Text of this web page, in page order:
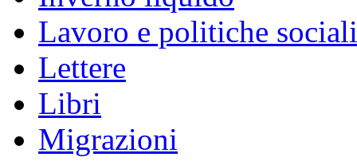
Lavoro e politiche sociali
Lettere
Libri
Migrazioni